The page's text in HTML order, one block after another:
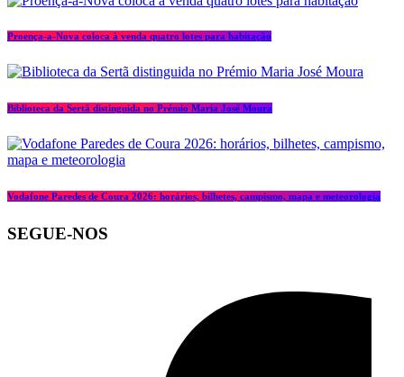
Proença-a-Nova coloca à venda quatro lotes para habitação
Biblioteca da Sertã distinguida no Prémio Maria José Moura
Vodafone Paredes de Coura 2026: horários, bilhetes, campismo, mapa e meteorologia
SEGUE-NOS